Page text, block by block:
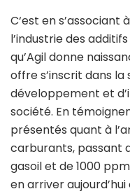
C‘est en s’associant
l’industrie des
qu’Agil donne
offre s’inscrit dans
développement et
société. En
présentés quant à
carburants, passant
gasoil et de 1000
en arriver